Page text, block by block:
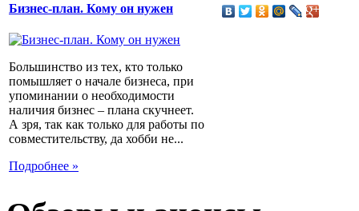
Бизнес-план. Кому он нужен
Большинство из тех, кто только
помышляет о начале бизнеса, при
упоминании о необходимости
наличия бизнес – плана скучнеет.
А зря, так как только для работы по
совместительству, да хобби не...
Подробнее »